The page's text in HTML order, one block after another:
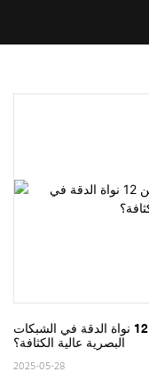
كيف يضمن إنتاج الألياف الألياف المكونة من 12 نواة الدقة في الشبكات
البصرية عالية الكثافة؟
2025-05-28